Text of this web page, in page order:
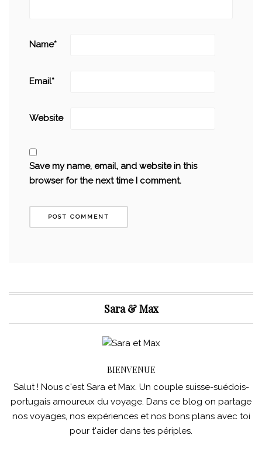
Name*
Email*
Website
Save my name, email, and website in this
browser for the next time I comment.
Sara & Max
BIENVENUE
Salut ! Nous c'est Sara et Max. Un couple suisse-suédois-
portugais amoureux du voyage. Dans ce blog on partage
nos voyages, nos expériences et nos bons plans avec toi
pour t'aider dans tes périples.